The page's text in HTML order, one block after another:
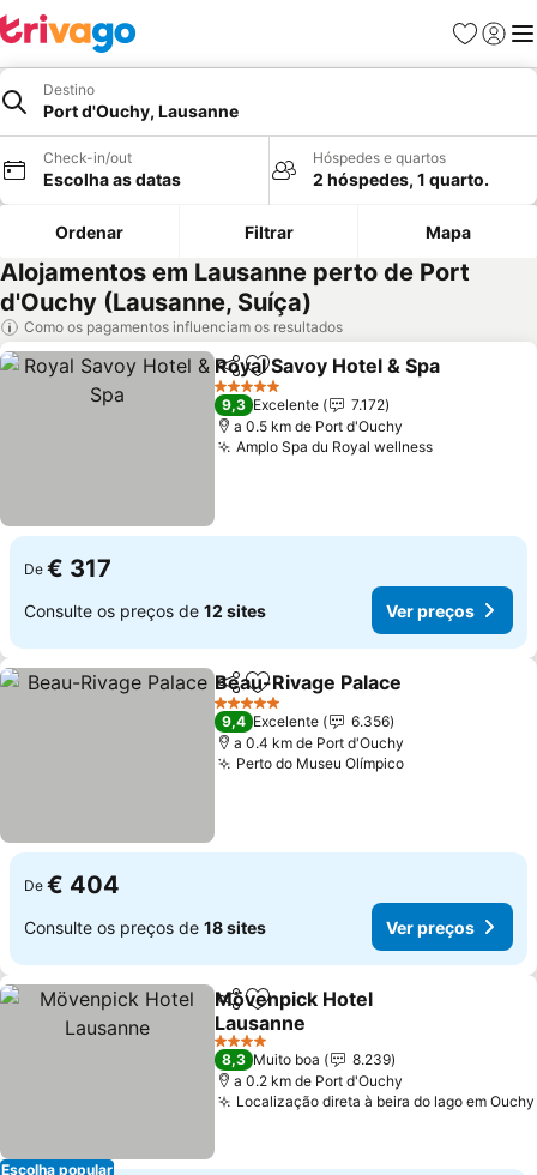
Favoritos
Iniciar
Destino
Port d'Ouchy, Lausanne
Check-in/out
Escolha as datas
Hóspedes e quartos
2 hóspedes, 1 quarto.
Ordenar Filtrar Mapa
Alojamentos em Lausanne perto de Port
d'Ouchy (Lausanne, Suíça)
Como os pagamentos influenciam os resultados
PartilharAdicionar aos favoritos
Royal Savoy Hotel & Spa
5 Estrelas
9,3 Excelente
7.172
a 0.5 km de Port d'Ouchy
Amplo Spa du Royal wellnessVer preços
De € 317
Consulte os preços de 12 sites Ver preços
PartilharAdicionar aos favoritos
Beau-Rivage Palace
5 Estrelas
9,4 Excelente
6.356
a 0.4 km de Port d'Ouchy
Perto do Museu OlímpicoVer preços
De € 404
Consulte os preços de 18 sites Ver preços
Escolha popular
PartilharAdicionar aos favoritos
Mövenpick Hotel
Lausanne
Ver preços
4 Estrelas
8,3 Muito boa
8.239
a 0.2 km de Port d'Ouchy
Localização direta à beira do lago em Ouchy